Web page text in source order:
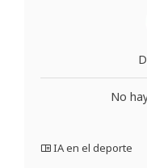
No
IA en el deporte